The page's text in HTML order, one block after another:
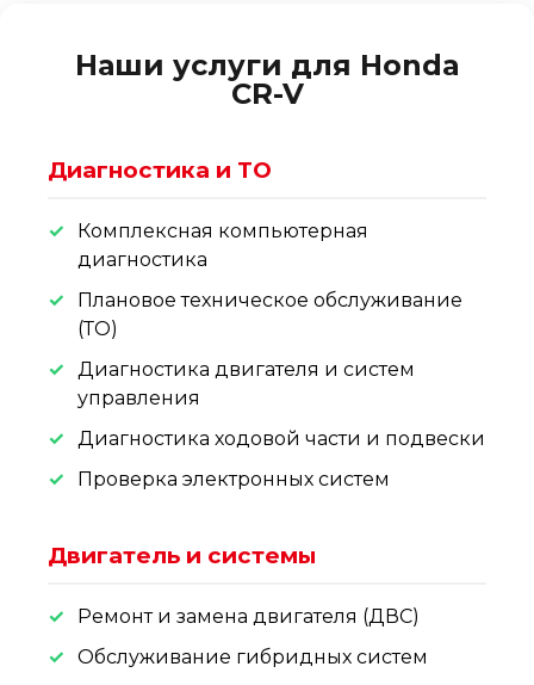
Наши услуги для Honda
CR-V
Диагностика и ТО
Комплексная компьютерная
диагностика
Плановое техническое обслуживание
(ТО)
Диагностика двигателя и систем
управления
Диагностика ходовой части и подвески
Проверка электронных систем
Двигатель и системы
Ремонт и замена двигателя (ДВС)
Обслуживание гибридных систем